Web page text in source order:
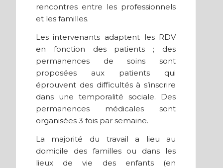
rencontres entre les professionnels
et les familles.
Les intervenants adaptent les RDV
en fonction des patients ; des
permanences de soins sont
proposées aux patients qui
éprouvent des difficultés à s’inscrire
dans une temporalité sociale. Des
permanences médicales sont
organisées 3 fois par semaine.
La majorité du travail a lieu au
domicile des familles ou dans les
lieux de vie des enfants (en